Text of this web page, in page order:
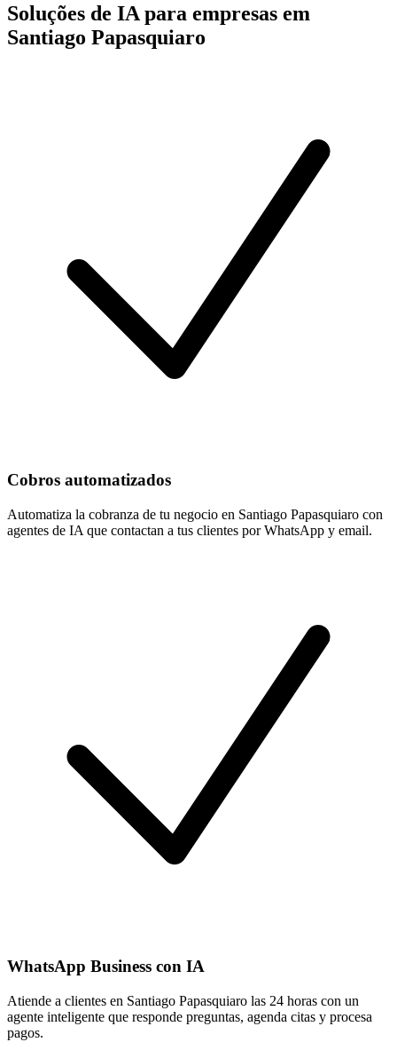
Soluções de IA para empresas em
Santiago Papasquiaro
Cobros automatizados
Automatiza la cobranza de tu negocio en Santiago Papasquiaro con
agentes de IA que contactan a tus clientes por WhatsApp y email.
WhatsApp Business con IA
Atiende a clientes en Santiago Papasquiaro las 24 horas con un
agente inteligente que responde preguntas, agenda citas y procesa
pagos.